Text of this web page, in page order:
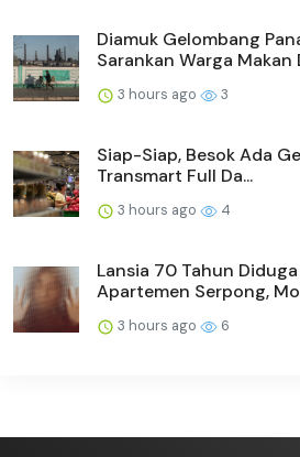
Diamuk Gelombang
Sarankan Warga Makan
3 hours ago 3
Siap-Siap, Besok Ada
Transmart Full Da...
3 hours ago 4
Lansia 70 Tahun
Apartemen Serpong,
3 hours ago 6